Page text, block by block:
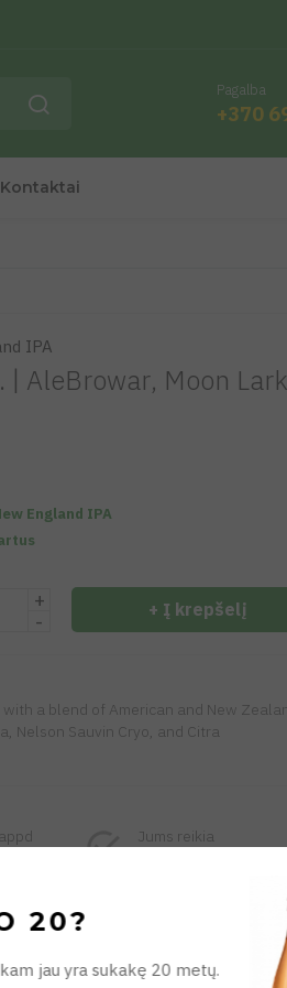
Pagalba
+370
Kontaktai
IPA
| AleBrowar, Moon Lark
England IPA
+
-
+ Į krepšelį
a blend of American and New
Nelson Sauvin Cryo, and Citra
Jums reikia
20?
jau yra sukakę 20 metų.